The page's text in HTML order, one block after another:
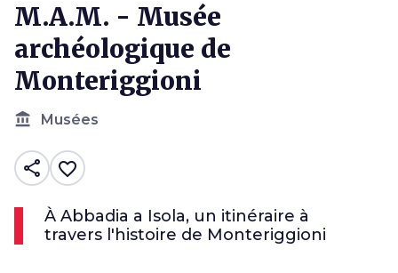
M.A.M. - Musée
archéologique de
Monteriggioni
account_balance Musées
share favorite_border
À Abbadia a Isola, un itinéraire à
travers l'histoire de Monteriggioni